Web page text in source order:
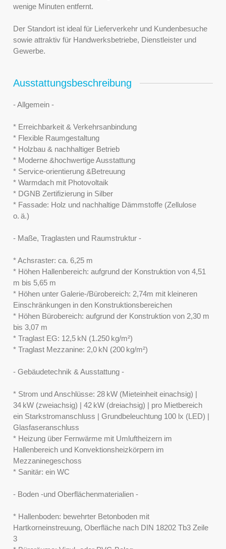
wenige Minuten entfernt.
Der Standort ist ideal für Lieferverkehr und Kundenbesuche
sowie attraktiv für Handwerksbetriebe, Dienstleister und
Gewerbe.
Ausstattungsbeschreibung
- Allgemein -
* Erreichbarkeit & Verkehrsanbindung
* Flexible Raumgestaltung
* Holzbau & nachhaltiger Betrieb
* Moderne &hochwertige Ausstattung
* Service-orientierung &Betreuung
* Warmdach mit Photovoltaik
* DGNB Zertifizierung in Silber
* Fassade: Holz und nachhaltige Dämmstoffe (Zellulose
o. ä.)
- Maße, Traglasten und Raumstruktur -
* Achsraster: ca. 6,25 m
* Höhen Hallenbereich: aufgrund der Konstruktion von 4,51
m bis 5,65 m
* Höhen unter Galerie-/Bürobereich: 2,74m mit kleineren
Einschränkungen in den Konstruktionsbereichen
* Höhen Bürobereich: aufgrund der Konstruktion von 2,30 m
bis 3,07 m
* Traglast EG: 12,5 kN (1.250 kg/m²)
* Traglast Mezzanine: 2,0 kN (200 kg/m²)
- Gebäudetechnik & Ausstattung -
* Strom und Anschlüsse: 28 kW (Mieteinheit einachsig) |
34 kW (zweiachsig) | 42 kW (dreiachsig) | pro Mietbereich
ein Starkstromanschluss | Grundbeleuchtung 100 lx (LED) |
Glasfaseranschluss
* Heizung über Fernwärme mit Umluftheizern im
Hallenbereich und Konvektionsheizkörpern im
Mezzaninegeschoss
* Sanitär: ein WC
- Boden -und Oberflächenmaterialien -
* Hallenboden: bewehrter Betonboden mit
Hartkorneinstreuung, Oberfläche nach DIN 18202 Tb3 Zeile
3